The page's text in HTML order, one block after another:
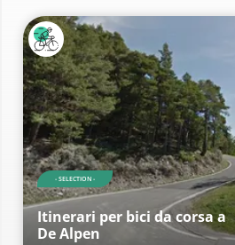
- SELECTION -
Itinerari per bici da corsa a
De Alpen